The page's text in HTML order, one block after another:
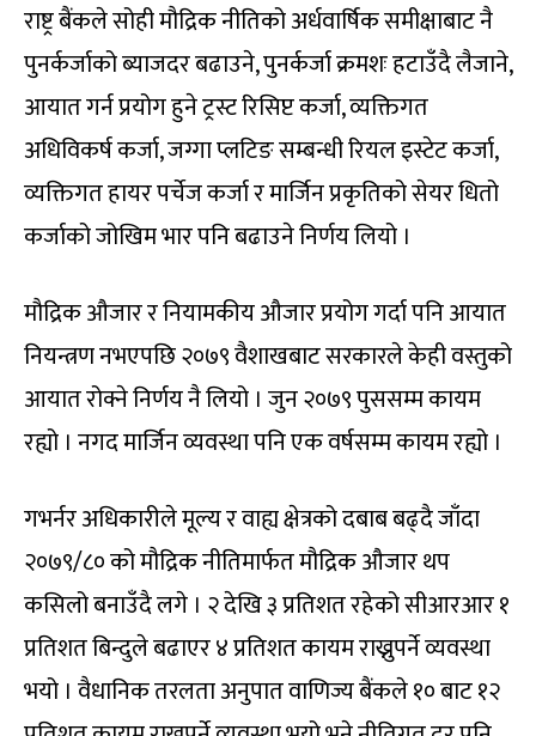
राष्ट्र बैंकले सोही मौद्रिक नीतिको अर्धवार्षिक समीक्षाबाट नै
पुनर्कर्जाको ब्याजदर बढाउने, पुनर्कर्जा क्रमशः हटाउँदै लैजाने,
आयात गर्न प्रयोग हुने ट्रस्ट रिसिप्ट कर्जा, व्यक्तिगत
अधिविकर्ष कर्जा, जग्गा प्लटिङ सम्बन्धी रियल इस्टेट कर्जा,
व्यक्तिगत हायर पर्चेज कर्जा र मार्जिन प्रकृतिको सेयर धितो
कर्जाको जोखिम भार पनि बढाउने निर्णय लियो ।
मौद्रिक औजार र नियामकीय औजार प्रयोग गर्दा पनि आयात
नियन्त्रण नभएपछि २०७९ वैशाखबाट सरकारले केही वस्तुको
आयात रोक्ने निर्णय नै लियो । जुन २०७९ पुससम्म कायम
रह्यो । नगद मार्जिन व्यवस्था पनि एक वर्षसम्म कायम रह्यो ।
गभर्नर अधिकारीले मूल्य र वाह्य क्षेत्रको दबाब बढ्दै जाँदा
२०७९/८० को मौद्रिक नीतिमार्फत मौद्रिक औजार थप
कसिलो बनाउँदै लगे । २ देखि ३ प्रतिशत रहेको सीआरआर १
प्रतिशत बिन्दुले बढाएर ४ प्रतिशत कायम राख्नुपर्ने व्यवस्था
भयो । वैधानिक तरलता अनुपात वाणिज्य बैंकले १० बाट १२